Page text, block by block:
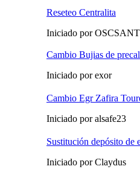
Reseteo Centralita
Iniciado por OSCSANT
Cambio Bujias de
Iniciado por exor
Cambio Egr Zafira
Iniciado por alsafe23
Sustitución depósito de
Iniciado por Claydus